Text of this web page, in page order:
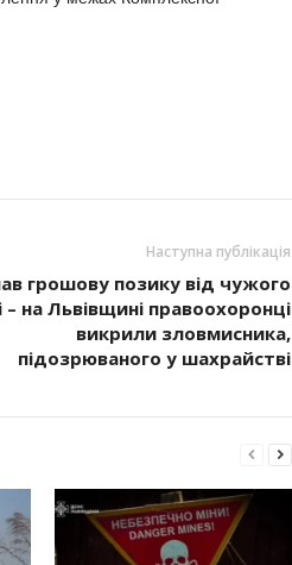
Наступна публікація
грошову позику від чужого
– на Львівщині правоохоронці
викрили зловмисника,
підозрюваного у шахрайстві